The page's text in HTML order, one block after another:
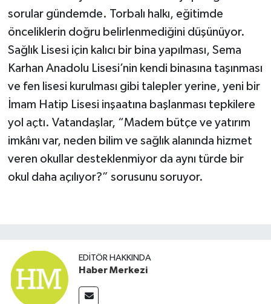
sorular gündemde. Torbalı halkı, eğitimde
önceliklerin doğru belirlenmediğini düşünüyor.
Sağlık Lisesi için kalıcı bir bina yapılması, Sema
Karhan Anadolu Lisesi’nin kendi binasına taşınması
ve fen lisesi kurulması gibi talepler yerine, yeni bir
İmam Hatip Lisesi inşaatına başlanması tepkilere
yol açtı. Vatandaşlar, “Madem bütçe ve yatırım
imkânı var, neden bilim ve sağlık alanında hizmet
veren okullar desteklenmiyor da aynı türde bir
okul daha açılıyor?” sorusunu soruyor.
EDITÖR HAKKINDA
Haber Merkezi